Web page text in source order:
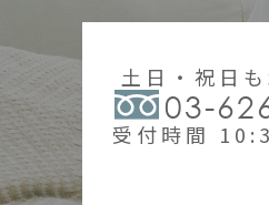
土日・祝日
03-
受付時間